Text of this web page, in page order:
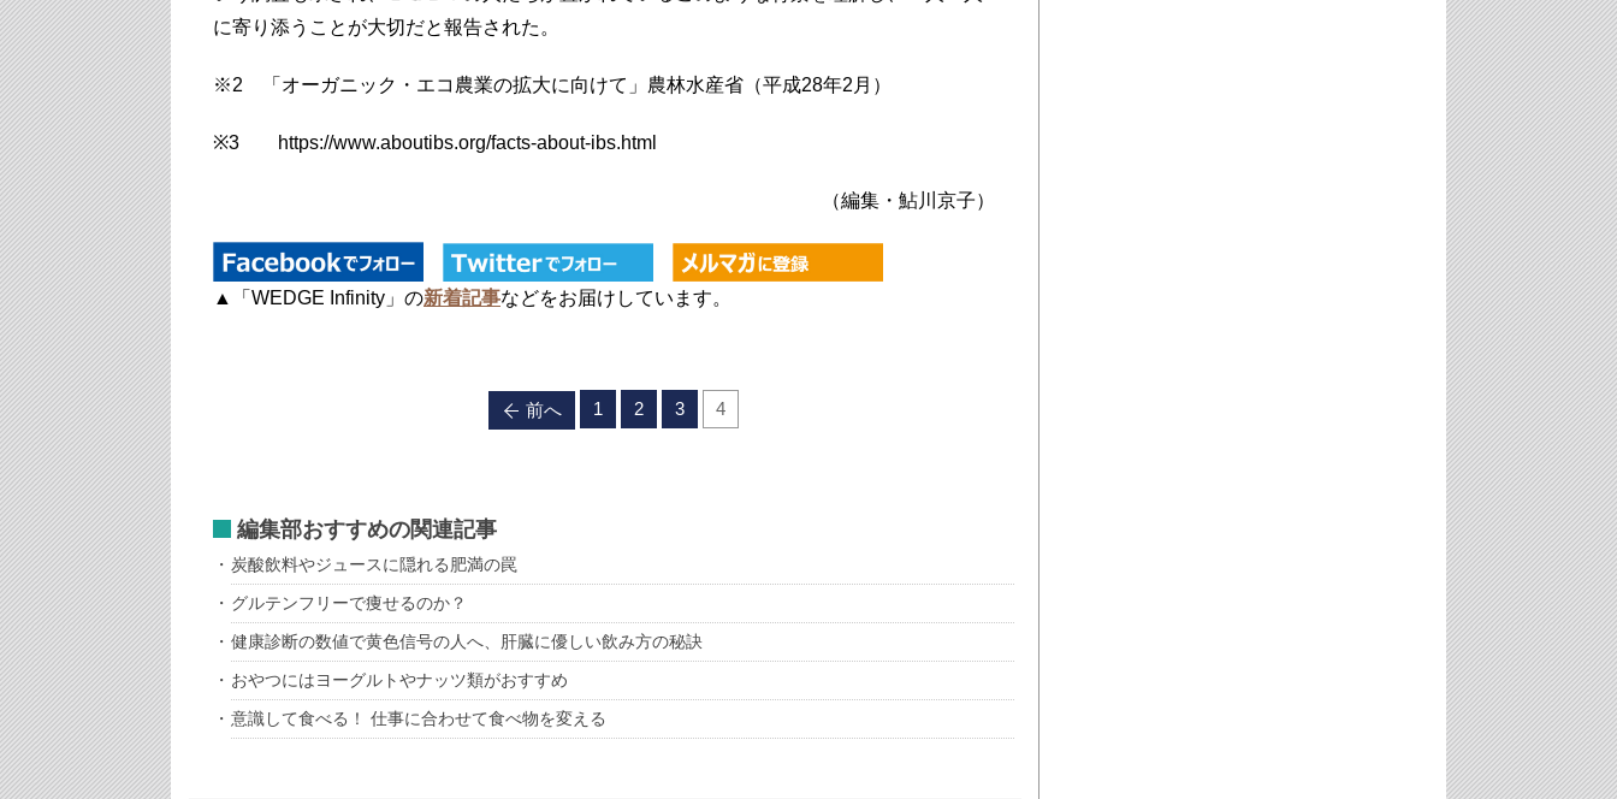
に寄り添うことが大切だと報告された。
※2 「オーガニック・エコ農業の拡大に向けて」農林水産省（平成28年2月）
※3 https://www.aboutibs.org/facts-about-ibs.html
（編集・鮎川京子）
▲「WEDGE Infinity」の新着記事などをお届けしています。
前へ 1 2 3 4
編集部おすすめの関連記事
炭酸飲料やジュースに隠れる肥満の罠
グルテンフリーで痩せるのか？
健康診断の数値で黄色信号の人へ、肝臓に優しい飲み方の秘訣
おやつにはヨーグルトやナッツ類がおすすめ
意識して食べる！ 仕事に合わせて食べ物を変える